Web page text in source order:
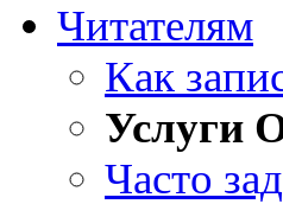
Читателям
Как
Часто